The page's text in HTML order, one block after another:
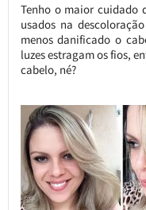
Tenho o maior cuidado
usados na
menos danificado o
luzes estragam os fios,
cabelo, né?